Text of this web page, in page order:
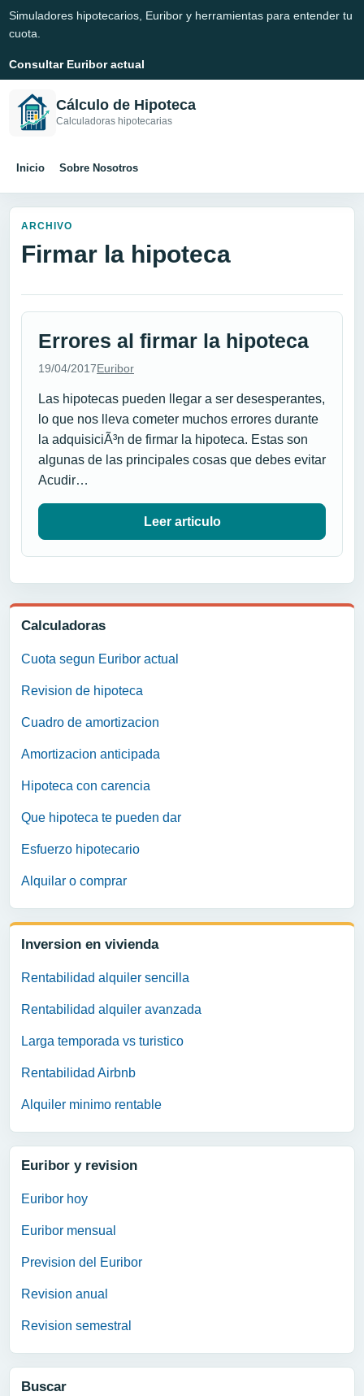
Simuladores hipotecarios, Euribor y herramientas para entender tu
cuota.
Consultar Euribor actual
Cálculo de Hipoteca
Calculadoras hipotecarias
Inicio Sobre Nosotros
Calculadoras
Cuota segun Euribor actual
Revision de hipoteca
Cuadro de amortizacion
Amortizacion anticipada
Hipoteca con carencia
Que hipoteca te pueden dar
Esfuerzo hipotecario
Alquilar o comprar
Inversion en vivienda
Rentabilidad alquiler sencilla
Rentabilidad alquiler avanzada
Larga temporada vs turistico
Rentabilidad Airbnb
Alquiler minimo rentable
Euribor y revision
Euribor hoy
Euribor mensual
Prevision del Euribor
Revision anual
Revision semestral
Buscar
ARCHIVO
Firmar la hipoteca
Errores al firmar la hipoteca
19/04/2017Euribor
Las hipotecas pueden llegar a ser desesperantes,
lo que nos lleva cometer muchos errores durante
la adquisiciÃ³n de firmar la hipoteca. Estas son
algunas de las principales cosas que debes evitar
Acudir…
Leer articulo